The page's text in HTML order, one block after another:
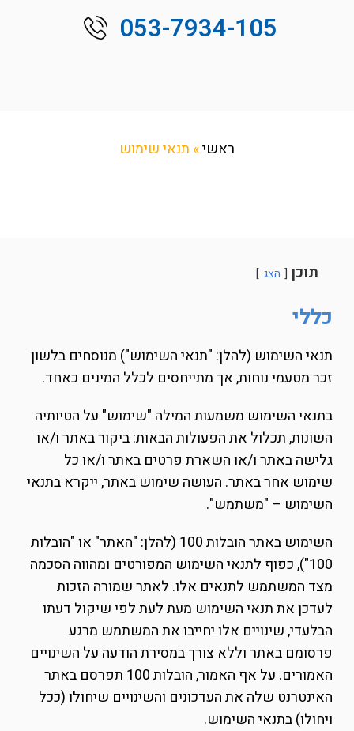
053-7934-105
ראשי» תנאי שימוש
תוכן הצג
כללי
תנאי השימוש (להלן: "תנאי השימוש") מנוסחים בלשון
זכר מטעמי נוחות, אך מתייחסים לכלל המינים כאחד.
בתנאי השימוש משמעות המילה "שימוש" על הטיותיה
השונות, תכלול את הפעולות הבאות: ביקור באתר ו/או
גלישה באתר ו/או השארת פרטים באתר ו/או כל
שימוש אחר באתר. העושה שימוש באתר, ייקרא בתנאי
השימוש – "משתמש".
השימוש באתר הובלות 100 (להלן: "האתר" או "הובלות
100"), כפוף לתנאי השימוש המפורטים ומהווה הסכמה
מצד המשתמש לתנאים אלו. לאתר שמורה הזכות
לעדכן את תנאי השימוש מעת לעת לפי שיקול דעתו
הבלעדי, שינויים אלו יחייבו את המשתמש מרגע
פרסומם באתר וללא צורך במסירת הודעה על השינויים
האמורים. על אף האמור, הובלות 100 תפרסם באתר
האינטרנט שלה את העדכונים והשינויים שיחולו (ככל
ויחולו) בתנאי השימוש.